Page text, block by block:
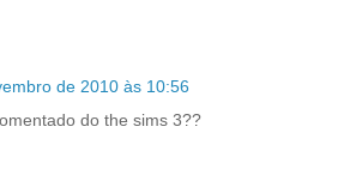
de 2010 às 10:56
do the sims 3??